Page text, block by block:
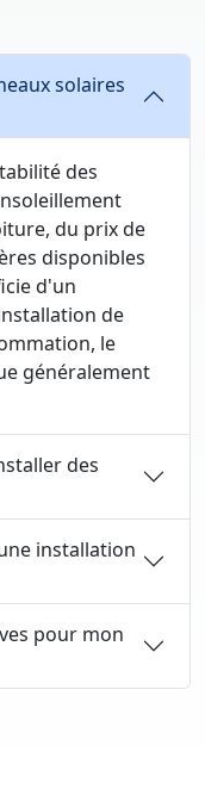
solaires
des
du prix de
disponibles
d'un
de
le
généralement
des
installation
pour mon